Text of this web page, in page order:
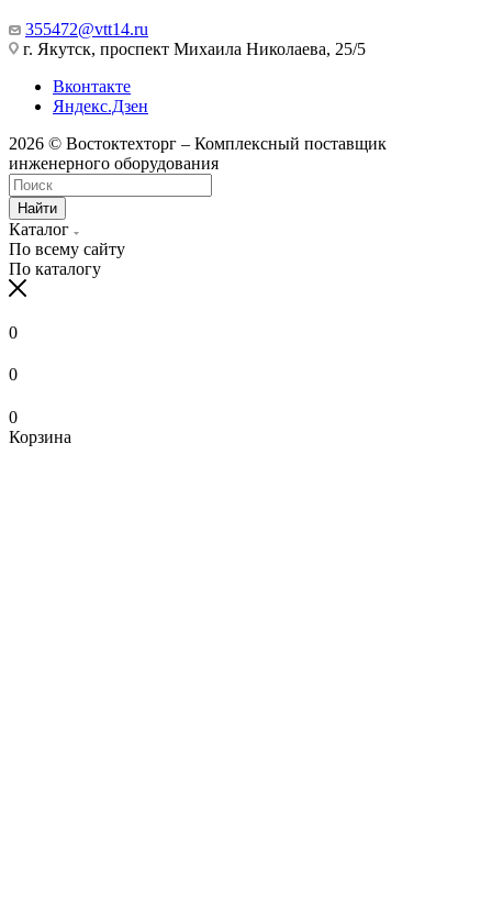
355472@vtt14.ru
г. Якутск, проспект Михаила Николаева, 25/5
Вконтакте
Яндекс.Дзен
2026 © Востоктехторг – Комплексный поставщик
инженерного оборудования
Найти
Каталог
По всему сайту
По каталогу
0
0
0
Корзина